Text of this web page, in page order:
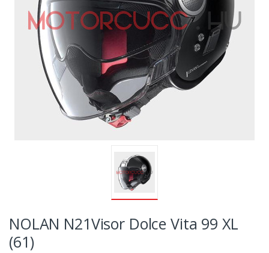
NOLAN N21Visor Dolce Vita 99 XL
(61)